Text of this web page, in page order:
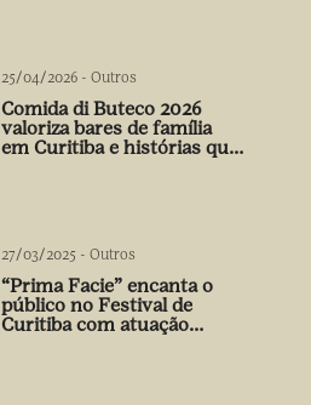
25/04/2026 - Outros
Comida di Buteco 2026
valoriza bares de família
em Curitiba e histórias que
27/03/2025 - Outros
“Prima Facie” encanta o
público no Festival de
Curitiba com atuação